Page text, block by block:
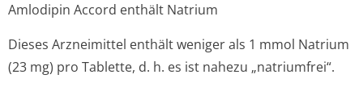
Amlodipin Accord enthält Natrium
Dieses Arzneimittel enthält weniger als 1 mmol Natrium
(23 mg) pro Tablette, d. h. es ist nahezu „natriumfrei“.